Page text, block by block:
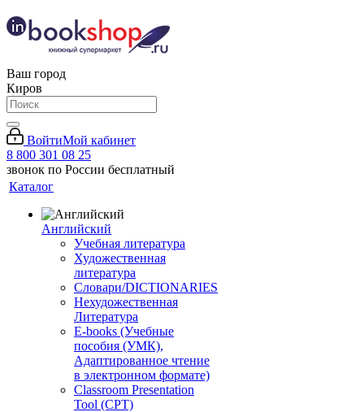
Ваш город
Киров
ВойтиМой кабинет
8 800 301 08 25
звонок по России бесплатный
Каталог
Английский
Учебная литература
Художественная
литература
Словари/DICTIONARIES
Нехудожественная
Литература
E-books (Учебные
пособия (УМК),
Адаптированное чтение
в электронном формате)
Classroom Presentation
Tool (CPT)